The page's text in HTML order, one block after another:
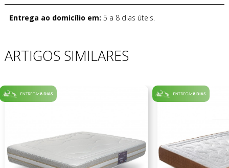
Entrega ao domicílio em: 5 a 8 dias úteis.
ARTIGOS SIMILARES